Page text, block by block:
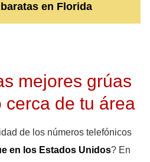
en Florida
mejores grúas
cerca de tu área
de los números telefónicos
en los Estados Unidos? En